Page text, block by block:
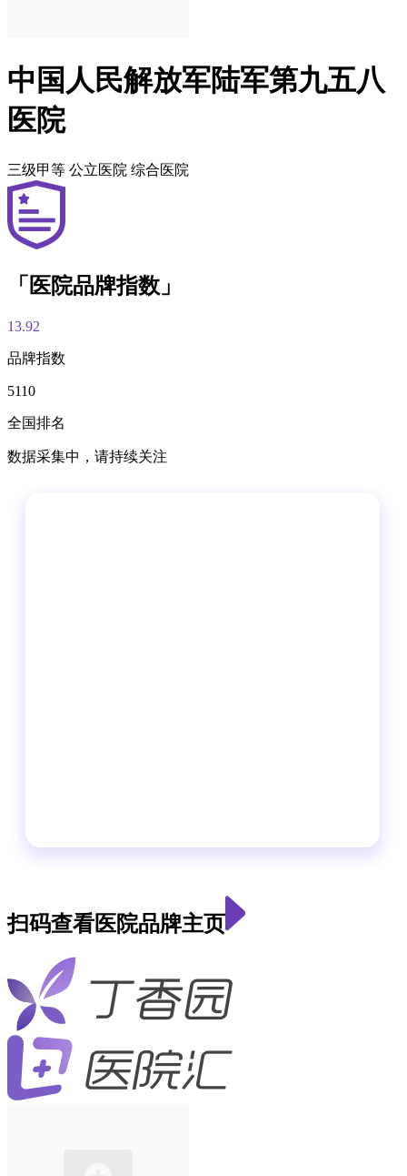
中国人民解放军陆军第九五八
医院
三级甲等 公立医院 综合医院
「医院品牌指数」
13.92
品牌指数
5110
全国排名
数据采集中，请持续关注
扫码查看医院品牌主页